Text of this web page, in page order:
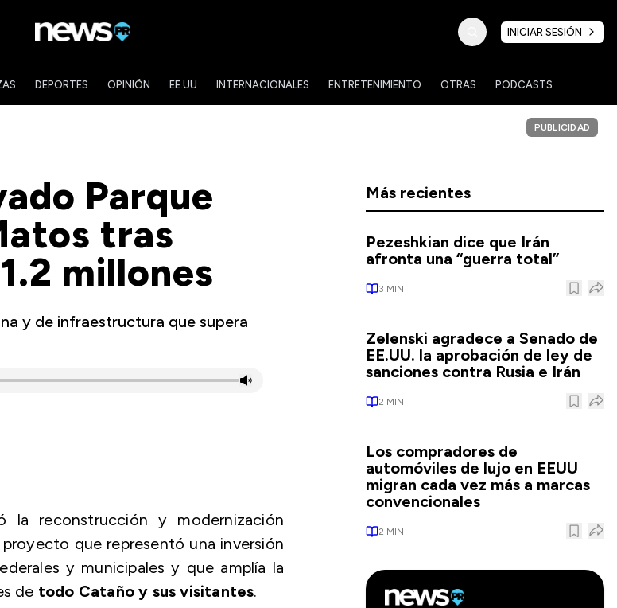
INICIAR SESIÓN
DEPORTES OPINIÓN EE.UU INTERNACIONALES ENTRETENIMIENTO OTRAS PODCASTS
Parque
tras
millones
y de infraestructura que supera
la reconstrucción y modernización
proyecto que representó una inversión
y municipales y que amplía la
de todo Cataño y sus visitantes.
PUBLICIDAD
Más recientes
Pezeshkian dice que Irán
afronta una “guerra total”
3 MIN
Zelenski agradece a Senado de
EE.UU. la aprobación de ley de
sanciones contra Rusia e Irán
2 MIN
Los compradores de
automóviles de lujo en EEUU
migran cada vez más a marcas
convencionales
2 MIN